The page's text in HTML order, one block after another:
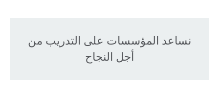
نساعد المؤسسات على التدريب من
أجل النجاح